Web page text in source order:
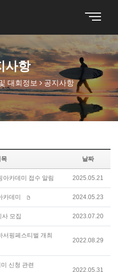
사항
대회정보 공지사항
날짜
카데미 접수 알림 2025.05.21
데미 2024.05.23
모집 2023.07.20
핑페스티벌 개최
2022.08.29
2022.05.31